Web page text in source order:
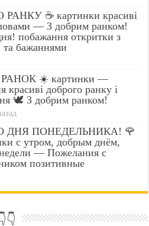
☕ картинки красиві
— З добрим ранком!
побажання откритки з
та бажаннями
☀️ картинки —
красиві доброго ранку і
🕊️ З добрим ранком!
ДНЯ ПОНЕДЕЛЬНИКА! 🌹
с утром, добрым днём,
— Пожелания с
позитивные